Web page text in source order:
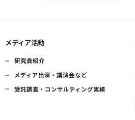
メディア活動
研究員紹介
メディア出演・講演会など
受託調査・コンサルティング実績